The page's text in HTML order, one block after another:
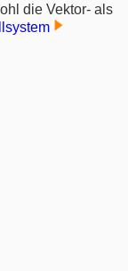
die Vektor- als